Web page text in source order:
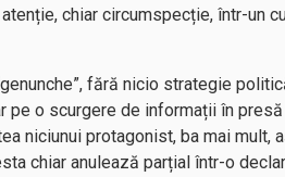
chiar circumspecție, într-un
fără nicio strategie
pe o scurgere de informații în
niciunui protagonist, ba mai mult,
chiar anulează parțial într-o